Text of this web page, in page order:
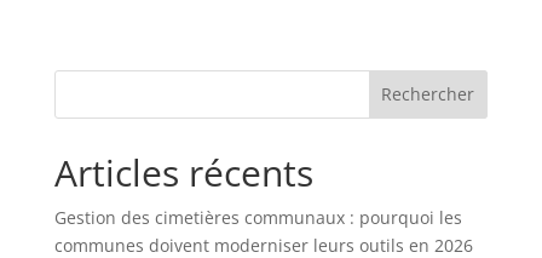
Rechercher
Articles récents
Gestion des cimetières communaux : pourquoi les
communes doivent moderniser leurs outils en 2026